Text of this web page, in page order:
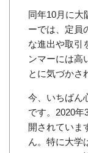
同年10月に大
ーでは、定員
な進出や取引
ンマーには高
とに気づかさ
今、いちばん
です。2020
開されていま
ん。特に大学